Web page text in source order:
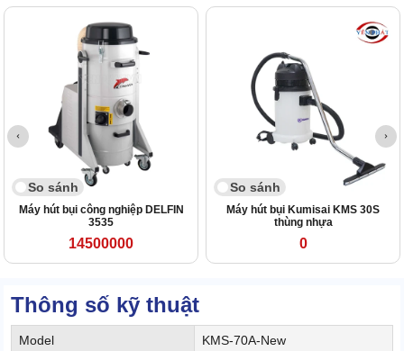
So sánh
Máy hút bụi công nghiệp DELFIN
3535
14500000
So sánh
Máy hút bụi Kumisai KMS 30S
thùng nhựa
0
Thông số kỹ thuật
Model KMS-70A-New